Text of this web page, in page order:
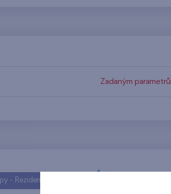
Zadaným
- Rezidence U Vltavy